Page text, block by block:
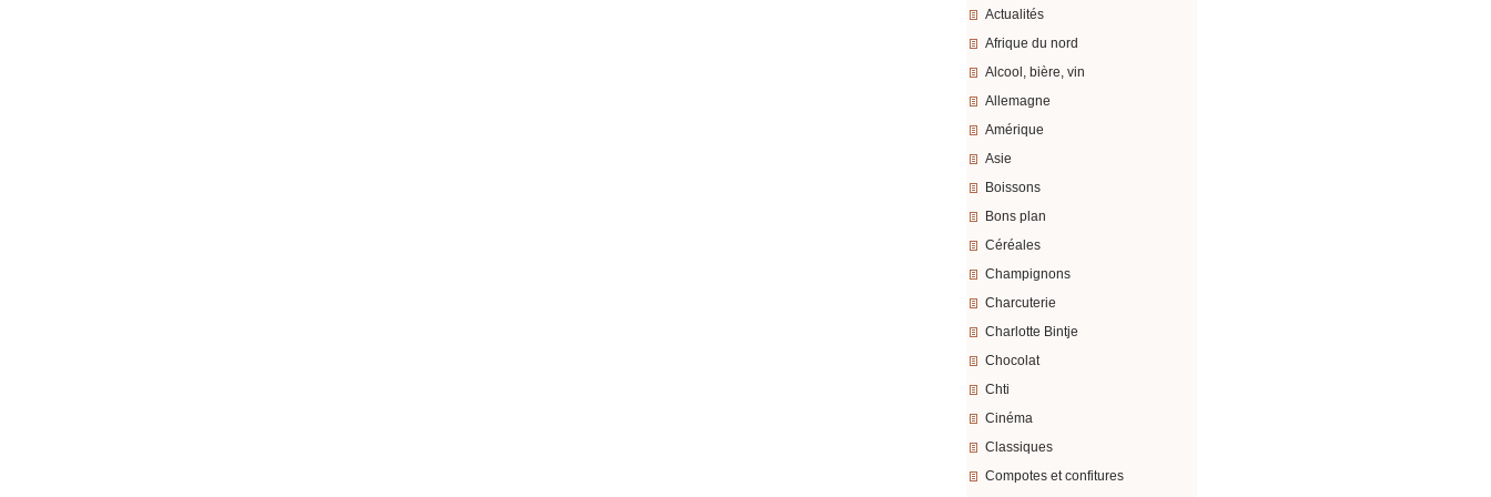
Actualités
Afrique du nord
Alcool, bière, vin
Allemagne
Amérique
Asie
Boissons
Bons plan
Céréales
Champignons
Charcuterie
Charlotte Bintje
Chocolat
Chti
Cinéma
Classiques
Compotes et confitures